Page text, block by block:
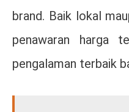
brand. Baik lokal
penawaran harga
pengalaman terbaik